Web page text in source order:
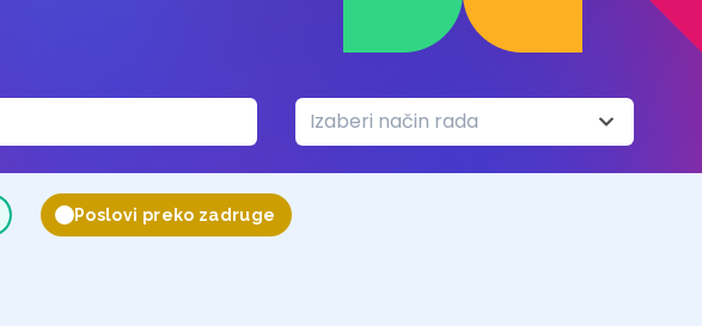
Izaberi način rada
Poslovi preko zadruge